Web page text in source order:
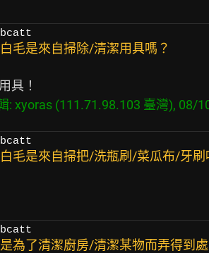
bcatt
白毛是來自掃除/清潔用具嗎？
bcatt
白毛是來自掃把/洗瓶刷/菜瓜布/牙刷
bcatt
是為了清潔廚房/清潔某物而弄得到